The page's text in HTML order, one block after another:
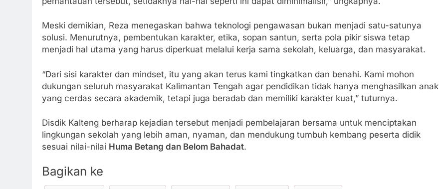
Meski demikian, Reza menegaskan bahwa teknologi pengawasan bukan menjadi satu-satunya
solusi. Menurutnya, pembentukan karakter, etika, sopan santun, serta pola pikir siswa tetap
menjadi hal utama yang harus diperkuat melalui kerja sama sekolah, keluarga, dan masyarakat.
“Dari sisi karakter dan mindset, itu yang akan terus kami tingkatkan dan benahi. Kami mohon
dukungan seluruh masyarakat Kalimantan Tengah agar pendidikan tidak hanya menghasilkan anak
yang cerdas secara akademik, tetapi juga beradab dan memiliki karakter kuat,” tuturnya.
Disdik Kalteng berharap kejadian tersebut menjadi pembelajaran bersama untuk menciptakan
lingkungan sekolah yang lebih aman, nyaman, dan mendukung tumbuh kembang peserta didik
sesuai nilai-nilai Huma Betang dan Belom Bahadat.
Bagikan ke